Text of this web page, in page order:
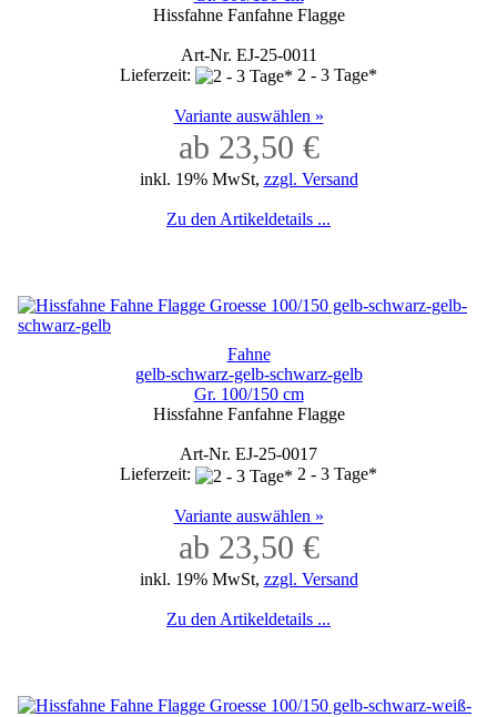
Hissfahne Fanfahne Flagge
Art-Nr. EJ-25-0011
Lieferzeit:
2 - 3 Tage*
Variante auswählen »
ab 23,50 €
inkl. 19% MwSt, zzgl. Versand
Zu den Artikeldetails ...
Fahne
gelb-schwarz-gelb-schwarz-gelb
Gr. 100/150 cm
Hissfahne Fanfahne Flagge
Art-Nr. EJ-25-0017
Lieferzeit:
2 - 3 Tage*
Variante auswählen »
ab 23,50 €
inkl. 19% MwSt, zzgl. Versand
Zu den Artikeldetails ...